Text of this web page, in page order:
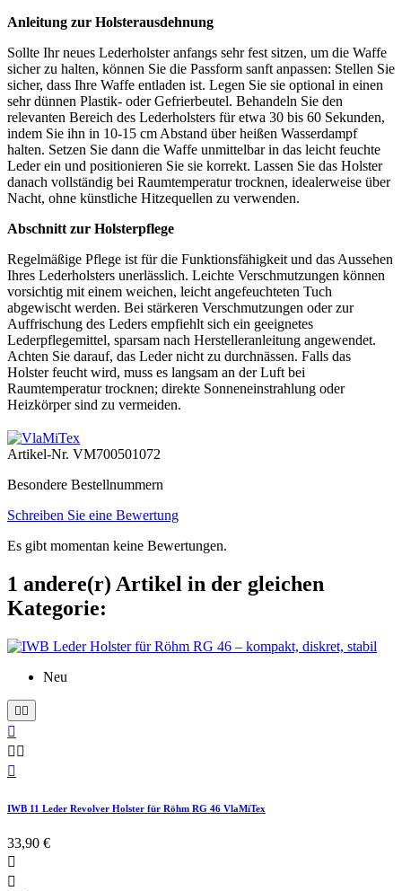
Anleitung zur Holsterausdehnung
Sollte Ihr neues Lederholster anfangs sehr fest sitzen, um die Waffe
sicher zu halten, können Sie die Passform sanft anpassen: Stellen Sie
sicher, dass Ihre Waffe entladen ist. Legen Sie sie optional in einen
sehr dünnen Plastik- oder Gefrierbeutel. Behandeln Sie den
relevanten Bereich des Lederholsters für etwa 30 bis 60 Sekunden,
indem Sie ihn in 10-15 cm Abstand über heißen Wasserdampf
halten. Setzen Sie dann die Waffe unmittelbar in das leicht feuchte
Leder ein und positionieren Sie sie korrekt. Lassen Sie das Holster
danach vollständig bei Raumtemperatur trocknen, idealerweise über
Nacht, ohne künstliche Hitzequellen zu verwenden.
Abschnitt zur Holsterpflege
Regelmäßige Pflege ist für die Funktionsfähigkeit und das Aussehen
Ihres Lederholsters unerlässlich. Leichte Verschmutzungen können
vorsichtig mit einem weichen, leicht angefeuchteten Tuch
abgewischt werden. Bei stärkeren Verschmutzungen oder zur
Auffrischung des Leders empfiehlt sich ein geeignetes
Lederpflegemittel, sparsam nach Herstelleranleitung angewendet.
Achten Sie darauf, das Leder nicht zu durchnässen. Falls das
Holster feucht wird, muss es langsam an der Luft bei
Raumtemperatur trocknen; direkte Sonneneinstrahlung oder
Heizkörper sind zu vermeiden.
Artikel-Nr. VM700501072
Besondere Bestellnummern
Schreiben Sie eine Bewertung
Es gibt momentan keine Bewertungen.
1 andere(r) Artikel in der gleichen
Kategorie:
Neu


 

IWB 11 Leder Revolver Holster für Röhm RG 46 VlaMiTex
33,90 €

